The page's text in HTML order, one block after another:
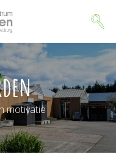
motivatie